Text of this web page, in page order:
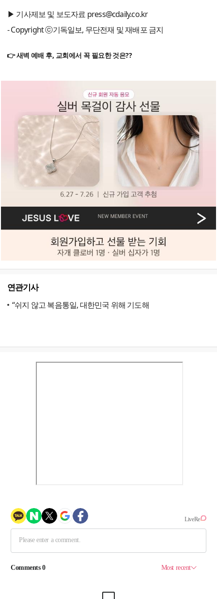
▶ 기사제보 및 보도자료 press@cdaily.co.kr
- Copyright ⓒ기독일보, 무단전재 및 재배포 금지
👉 새벽 예배 후, 교회에서 꼭 필요한 것은??
연관기사
“쉬지 않고 복음통일, 대한민국 위해 기도해